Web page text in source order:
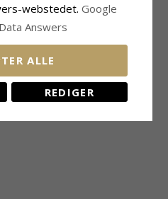
CHANTI pris 195,-
webstedet. Google
Answers
ALLE
REDIGER